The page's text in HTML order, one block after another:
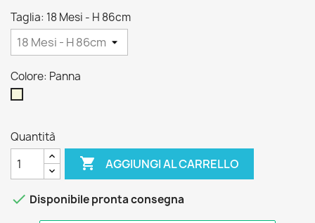
Taglia: 18 Mesi - H 86cm
Colore: Panna
Quantità
 AGGIUNGI AL CARRELLO
 Disponibile pronta consegna